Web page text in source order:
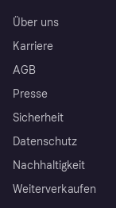
Über uns
Karriere
AGB
Presse
Sicherheit
Datenschutz
Nachhaltigkeit
Weiterverkaufen